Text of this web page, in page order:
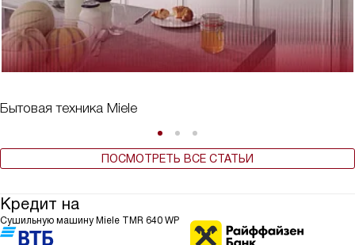
Бытовая техника Miele
ПОСМОТРЕТЬ ВСЕ СТАТЬИ
Кредит на
Сушильную машину Miele TMR 640 WP